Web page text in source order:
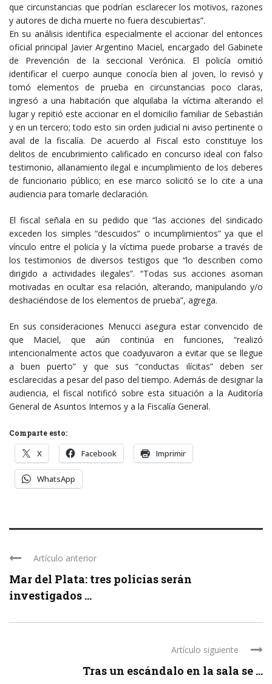
que circunstancias que podrían esclarecer los motivos, razones
y autores de dicha muerte no fuera descubiertas”.
En su análisis identifica especialmente el accionar del entonces
oficial principal Javier Argentino Maciel, encargado del Gabinete
de Prevención de la seccional Verónica. El policía omitió
identificar el cuerpo aunque conocía bien al joven, lo revisó y
tomó elementos de prueba en circunstancias poco claras,
ingresó a una habitación que alquilaba la víctima alterando el
lugar y repitió este accionar en el domicilio familiar de Sebastián
y en un tercero; todo esto sin orden judicial ni aviso pertinente o
aval de la fiscalía. De acuerdo al Fiscal esto constituye los
delitos de encubrimiento calificado en concurso ideal con falso
testimonio, allanamiento ilegal e incumplimiento de los deberes
de funcionario público; en ese marco solicitó se lo cite a una
audiencia para tomarle declaración.
El fiscal señala en su pedido que “las acciones del sindicado
exceden los simples “descuidos” o incumplimientos” ya que el
vínculo entre el policía y la víctima puede probarse a través de
los testimonios de diversos testigos que “lo describen como
dirigido a actividades ilegales”. “Todas sus acciones asoman
motivadas en ocultar esa relación, alterando, manipulando y/o
deshaciéndose de los elementos de prueba”, agrega.
En sus consideraciones Menucci asegura estar convencido de
que Maciel, que aún continúa en funciones, “realizó
intencionalmente actos que coadyuvaron a evitar que se llegue
a buen puerto” y que sus “conductas ilícitas” deben ser
esclarecidas a pesar del paso del tiempo. Además de designar la
audiencia, el fiscal notificó sobre esta situación a la Auditoría
General de Asuntos Internos y a la Fiscalía General.
Comparte esto:
X Facebook Imprimir
WhatsApp
Artículo anterior
Mar del Plata: tres policías serán
investigados ...
Artículo siguiente
Tras un escándalo en la sala se ...